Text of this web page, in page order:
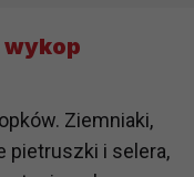
wykop
Ziemniaki,
pietruszki i selera,